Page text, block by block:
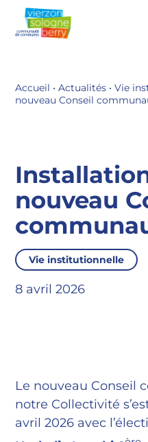
Aller
contenu
Accueil •Actualités •Vie
nouveau Conseil
nouveau
Vie institutionnelle
8 avril 2026
Le nouveau Conseil
notre Collectivité
avril 2026 avec